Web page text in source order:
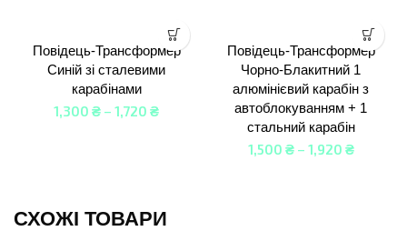
Повідець-Трансформер
Синій зі сталевими
карабінами
1,300 ₴ – 1,720 ₴
Повідець-Трансформер
Чорно-Блакитний 1
алюмінієвий карабін з
автоблокуванням + 1
стальний карабін
1,500 ₴– 1,920 ₴
СХОЖІ ТОВАРИ